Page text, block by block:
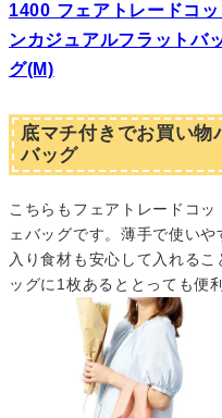
1400 フェアトレードコッ
ンカジュアルフラットバ
グ(M)
底マチ付きでお買い物
バッグ
こちらもフェアトレードコ
ェバッグです。薄手で使い
入り食材も安心して入れる
ッグに1枚あるととっても便